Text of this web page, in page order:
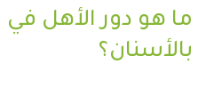
ما هو دور الأهل في
بالأسنان؟